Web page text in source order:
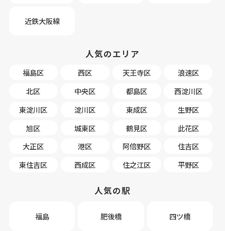
近鉄大阪線
人気のエリア
福島区 西区 天王寺区
浪速区
北区
中央区 都島区
西淀川区
東淀川区
淀川区 東成区
生野区
旭区
城東区 鶴見区
此花区
大正区
港区 阿倍野区
住吉区
東住吉区
西成区 住之江区 平野区
人気の駅
福島 肥後橋 四ツ橋